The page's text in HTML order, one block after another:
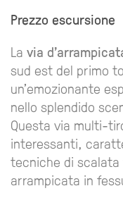
Prezzo escursione
La via
sud est del primo
un'emozionante
nello splendido
Questa via multi-
interessanti,
tecniche di
arrampicata in